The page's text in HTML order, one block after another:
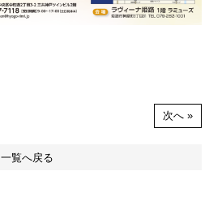
次へ »
一覧へ戻る